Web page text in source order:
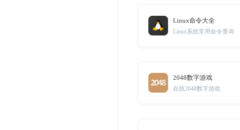
Linux命令大全
Linux系统常用命令查询
2048数字游戏
在线2048数字游戏